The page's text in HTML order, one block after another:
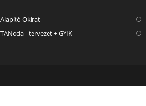
Alapító Okirat
TANoda - tervezet + GYIK